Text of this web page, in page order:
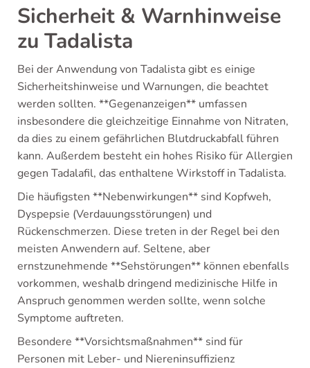
Sicherheit & Warnhinweise
zu Tadalista
Bei der Anwendung von Tadalista gibt es einige
Sicherheitshinweise und Warnungen, die beachtet
werden sollten. **Gegenanzeigen** umfassen
insbesondere die gleichzeitige Einnahme von Nitraten,
da dies zu einem gefährlichen Blutdruckabfall führen
kann. Außerdem besteht ein hohes Risiko für Allergien
gegen Tadalafil, das enthaltene Wirkstoff in Tadalista.
Die häufigsten **Nebenwirkungen** sind Kopfweh,
Dyspepsie (Verdauungsstörungen) und
Rückenschmerzen. Diese treten in der Regel bei den
meisten Anwendern auf. Seltene, aber
ernstzunehmende **Sehstörungen** können ebenfalls
vorkommen, weshalb dringend medizinische Hilfe in
Anspruch genommen werden sollte, wenn solche
Symptome auftreten.
Besondere **Vorsichtsmaßnahmen** sind für
Personen mit Leber- und Niereninsuffizienz